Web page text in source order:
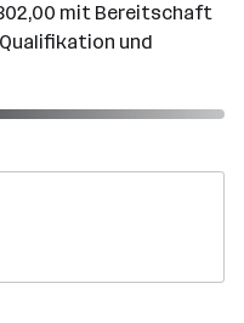
mit Bereitschaft
und